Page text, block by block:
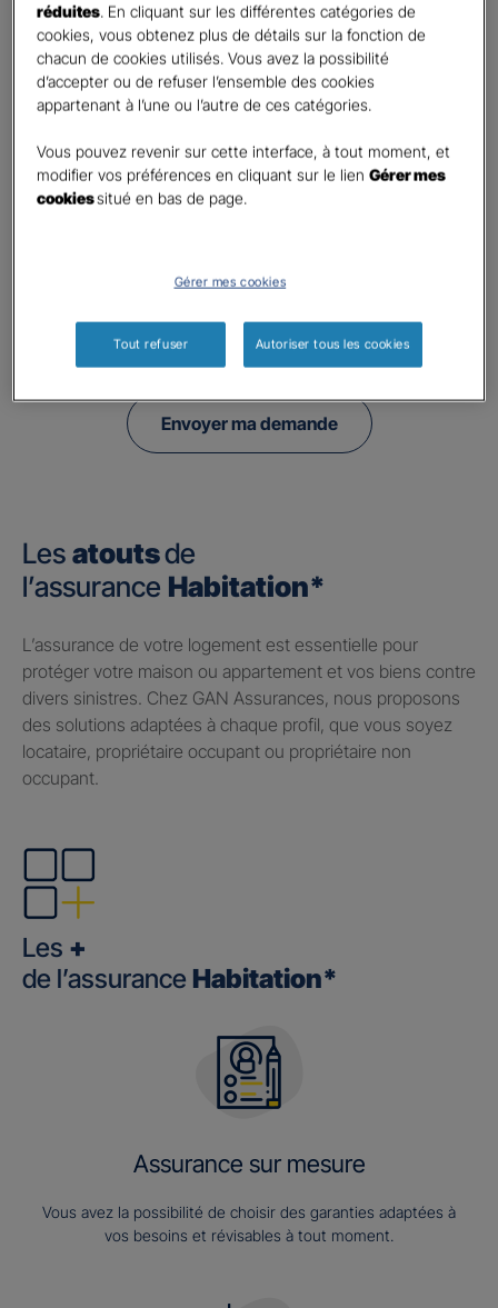
Informations complémentaires (facultatif)
Information données personnelles *
En cochant cette case et en soumettant ce formulaire,
j'accepte que mes données personnelles soient utilisées
Pour connaitre et exercer vos droits, notamment de retrait de votre consentement
Envoyer ma demande
Les atoutsde
l’assurance Habitation*
​L’assurance de votre logement est essentielle pour
protéger votre maison ou appartement et vos biens contre
divers sinistres. Chez GAN Assurances, nous proposons
des solutions adaptées à chaque profil, que vous soyez
locataire, propriétaire occupant ou propriétaire non
occupant.
Les +
de l’assurance Habitation*
Assurance sur mesure
Vous avez la possibilité de choisir des garanties adaptées à
vos besoins et révisables à tout moment.
réduites. En cliquant sur les différentes catégories de
cookies, vous obtenez plus de détails sur la fonction de
chacun de cookies utilisés. Vous avez la possibilité
d’accepter ou de refuser l’ensemble des cookies
appartenant à l’une ou l’autre de ces catégories.
Vous pouvez revenir sur cette interface, à tout moment, et
modifier vos préférences en cliquant sur le lienGérer mes
cookiessitué en bas de page.
Gérer mes cookies
Tout refuser Autoriser tous les cookies